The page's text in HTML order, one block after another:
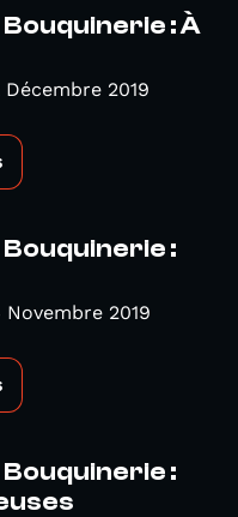
: À
2019
Bouquinerie :
2019
Bouquinerie :